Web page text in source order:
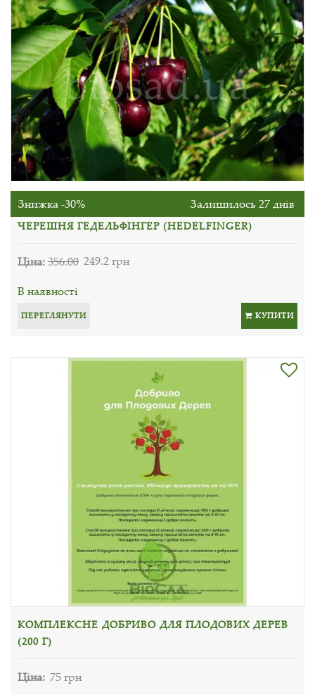
Знижка -30% Залишилось 27 днів
ЧЕРЕШНЯ ГЕДЕЛЬФІНГЕР (HEDELFINGER)
Ціна:356.00 249.2 грн
В наявності
ПЕРЕГЛЯНУТИ КУПИТИ
КОМПЛЕКСНЕ ДОБРИВО ДЛЯ ПЛОДОВИХ ДЕРЕВ
(200 Г)
Ціна: 75 грн